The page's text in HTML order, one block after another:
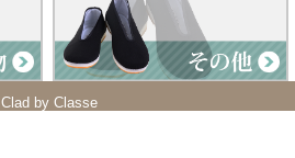
Clad by Classe